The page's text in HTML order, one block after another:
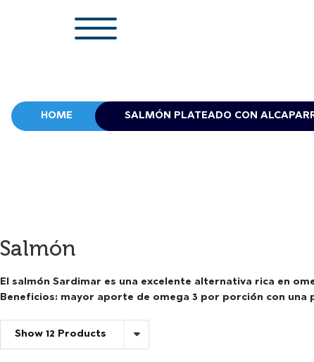
HOME
Salmón
El salmón Sardimar es una excelente alternativa rica en
Beneficios: mayor aporte de omega 3 por porción con
Show 12 Products